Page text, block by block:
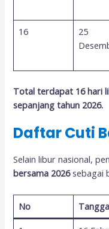
16
25
Total terdapat 16 hari
sepanjang tahun 2026.
Daftar Cuti
Selain libur nasional,
bersama 2026sebagai
No